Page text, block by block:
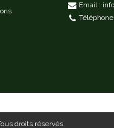
Email :
Téléphone
droits réservés.